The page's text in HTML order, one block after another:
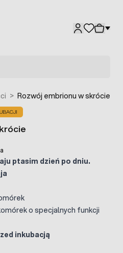
> Rozwój embrionu w skrócie
ptasim dzień po dniu.
o specjalnych funkcji
inkubacją